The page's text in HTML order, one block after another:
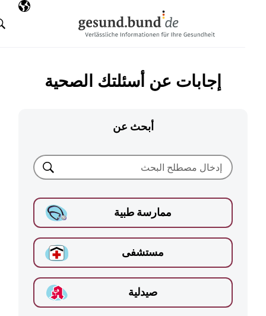
اللغة
البحث
إجابات عن أسئلتك الصحية
أبحث عن
ممارسة طبية
مستشفى
صيدلية